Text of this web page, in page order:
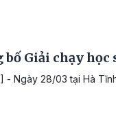
bố Giải chạy
- Ngày 28/03 tại Hà